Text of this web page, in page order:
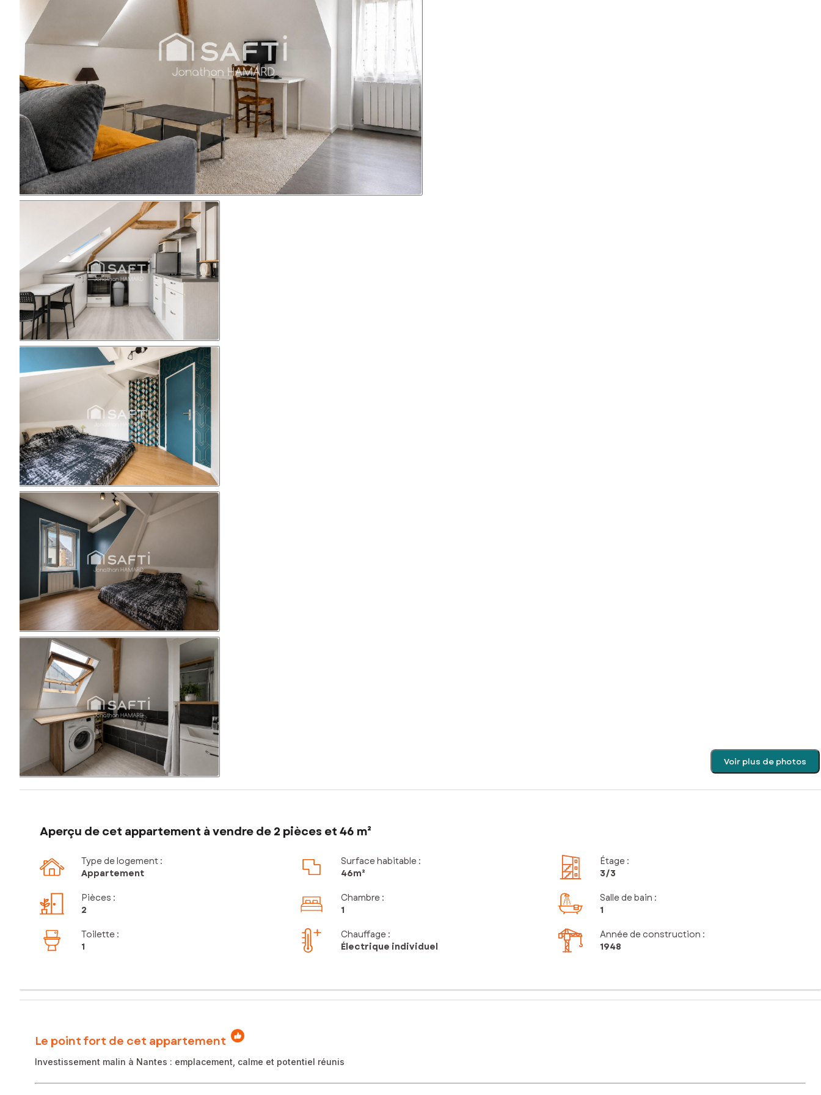
Voir plus de photos
Aperçu de cet appartement à vendre de 2 pièces et 46 m²
Type de logement :
Appartement
Surface habitable :
46m²
Étage :
3/3
Pièces :
2
Chambre:
1
Salle de bain :
1
Toilette :
1
Chauffage :
Électrique individuel
Année de construction :
1948
Le point fort de cet appartement
Investissement malin à Nantes : emplacement, calme et potentiel réunis